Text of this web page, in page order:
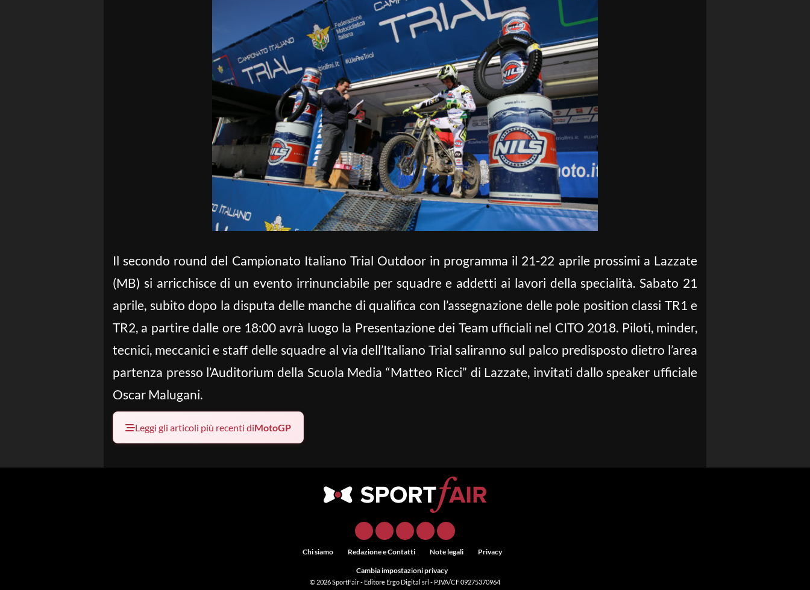
Il secondo round del Campionato Italiano Trial Outdoor in programma il 21-22 aprile prossimi a Lazzate
(MB) si arricchisce di un evento irrinunciabile per squadre e addetti ai lavori della specialità. Sabato 21
aprile, subito dopo la disputa delle manche di qualifica con l’assegnazione delle pole position classi TR1 e
TR2, a partire dalle ore 18:00 avrà luogo la Presentazione dei Team ufficiali nel CITO 2018. Piloti, minder,
tecnici, meccanici e staff delle squadre al via dell’Italiano Trial saliranno sul palco predisposto dietro l’area
partenza presso l’Auditorium della Scuola Media “Matteo Ricci” di Lazzate, invitati dallo speaker ufficiale
Oscar Malugani.
Leggi gli articoli più recenti diMotoGP
Chi siamo Redazione e Contatti Note legali Privacy
Cambia impostazioni privacy
© 2026SportFair- Editore Ergo Digital srl - P.IVA/CF 09275370964